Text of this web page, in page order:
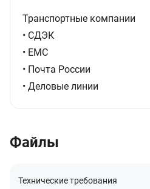
Транспортные компании
• СДЭК
• ЕМС
• Почта России
• Деловые линии
Файлы
Технические требования